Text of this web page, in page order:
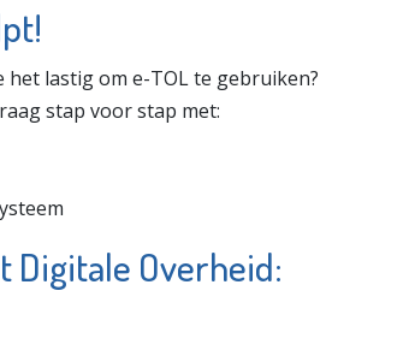
lastig om e-TOL te gebruiken?
stap voor stap met:
Overheid: